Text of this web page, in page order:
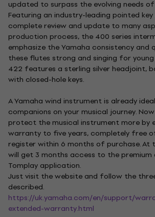
updated to surpass the evolving needs
Featuring an industry-leading pointed
complete review and update to many
production process, the 400 series
emphasize the Yamaha consistency and
these flutes strong and singing for young
422 features a sterling silver headjoint,
with closed-hole keys.
A Yamaha wind instrument is already ideal
companions on your musical journey.
protect the musical instrument more by
warranty to five years, completely free
register within 6 months of purchase. At
will get 3 months access to the
Tomplay application.
Just visit the website and follow the
described.
https://uk.yamaha.com/en/support/
extended-warranty.html